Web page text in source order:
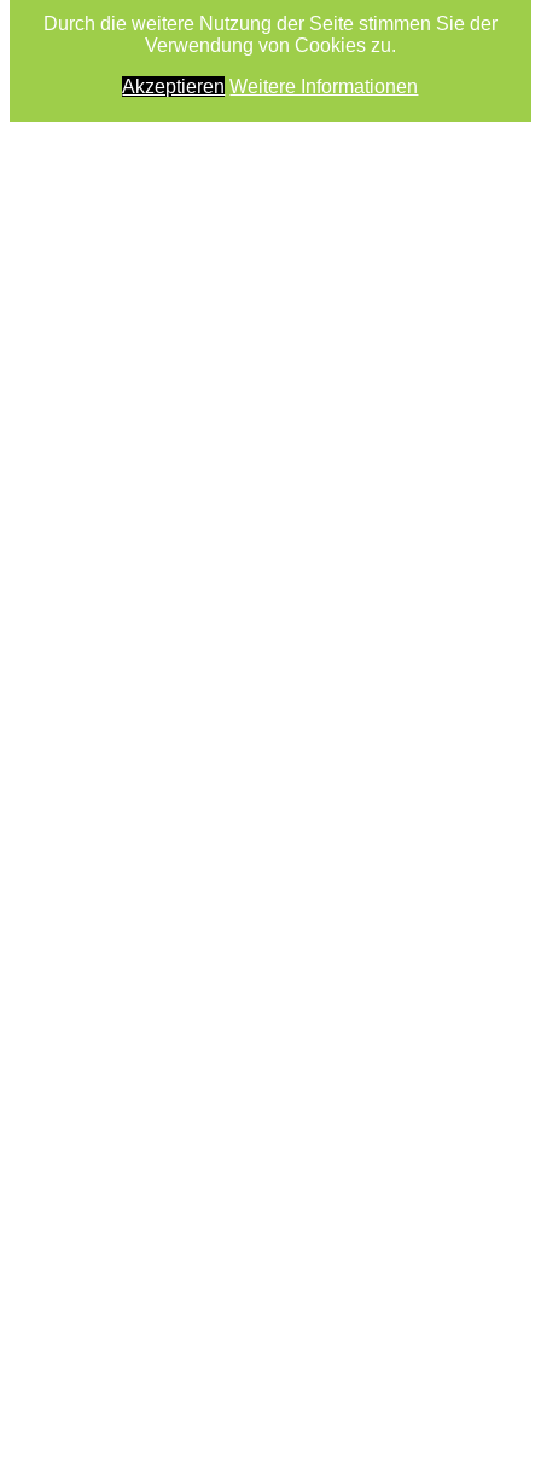
Durch die weitere Nutzung der Seite stimmen Sie der
Verwendung von Cookies zu.
Akzeptieren Weitere Informationen